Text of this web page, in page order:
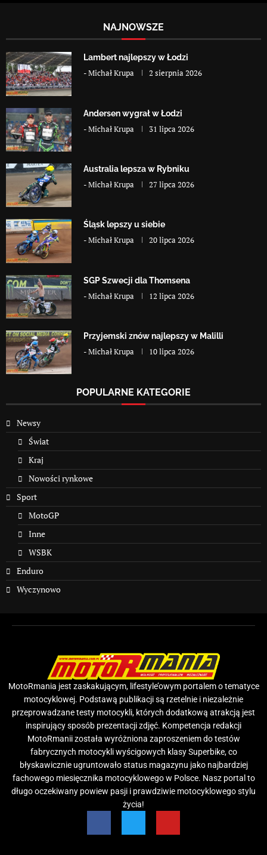
NAJNOWSZE
Lambert najlepszy w Łodzi
-Michał Krupa 2 sierpnia 2026
Andersen wygrał w Łodzi
-Michał Krupa 31 lipca 2026
Australia lepsza w Rybniku
-Michał Krupa 27 lipca 2026
Śląsk lepszy u siebie
-Michał Krupa 20 lipca 2026
SGP Szwecji dla Thomsena
-Michał Krupa 12 lipca 2026
Przyjemski znów najlepszy w Malilli
-Michał Krupa 10 lipca 2026
POPULARNE KATEGORIE
Newsy
Świat
Kraj
Nowości rynkowe
Sport
MotoGP
Inne
WSBK
Enduro
Wyczynowo
MotoRmania jest zaskakującym, lifestyle’owym portalem o tematyce
motocyklowej. Podstawą publikacji są rzetelnie i niezależnie
przeprowadzane testy motocykli, których dodatkową atrakcją jest
inspirujący sposób prezentacji zdjęć. Kompetencja redakcji
MotoRmanii została wyróżniona zaproszeniem do testów
fabrycznych motocykli wyścigowych klasy Superbike, co
błyskawicznie ugruntowało status magazynu jako najbardziej
fachowego miesięcznika motocyklowego w Polsce. Nasz portal to
długo oczekiwany powiew pasji i prawdziwie motocyklowego stylu
życia!